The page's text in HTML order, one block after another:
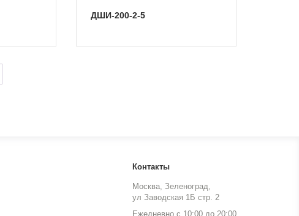
ДШИ-200-2-5
Контакты
Москва, Зеленоград,
ул Заводская 1Б стр. 2
Ежедневно с 10:00 до 20:00